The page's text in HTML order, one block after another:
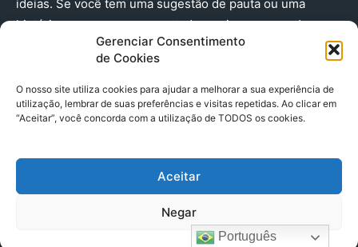
Gerenciar Consentimento
de Cookies
O nosso site utiliza cookies para ajudar a melhorar a sua experiência de
utilização, lembrar de suas preferências e visitas repetidas. Ao clicar em
“Aceitar”, você concorda com a utilização de TODOS os cookies.
Aceitar
Negar
ideias. Se você tem uma sugestão de pauta ou uma
história que merece ser contada, envie-nos agora!
(91) 98224 - 3111
© 2025 A Província do Pará CNPJ: 04.901.141/0001-36 End .
Trav. Quintino Bocaiuva 2301, Ed. Rogério Fernandez – Sala
2701- Cremação – CEP 66045.315
Português